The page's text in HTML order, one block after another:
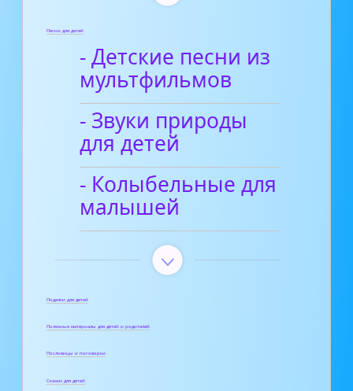
Песни для детей
- Детские песни из
мультфильмов
- Звуки природы
для детей
- Колыбельные для
малышей
Поделки для детей
Полезные материалы для детей и родителей
Пословицы и поговорки
Сказки для детей